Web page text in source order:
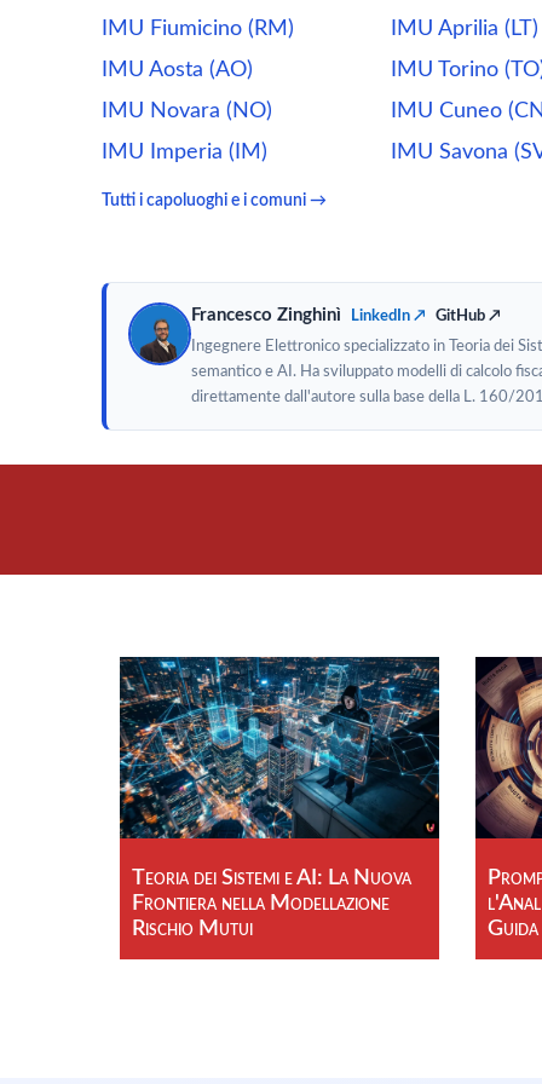
IMU Fiumicino (RM)
IMU Aprilia (LT)
IMU Aosta (AO)
IMU Torino
IMU Novara (NO)
IMU Cuneo
IMU Imperia (IM)
IMU Savona
Tutti i capoluoghi e i comuni →
Francesco Zinghinì LinkedIn ↗ GitHub ↗
Ingegnere Elettronico specializzato in Teoria dei
semantico e AI. Ha sviluppato modelli di calcolo
direttamente dall'autore sulla base della L. 160/
Teoria dei Sistemi e AI: La Nuova
Frontiera nella Modellazione
Rischio Mutui